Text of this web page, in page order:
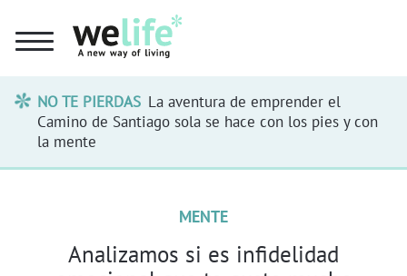
NO TE PIERDAS La aventura de emprender el
Camino de Santiago sola se hace con los pies y con
la mente
MENTE
Analizamos si es infidelidad